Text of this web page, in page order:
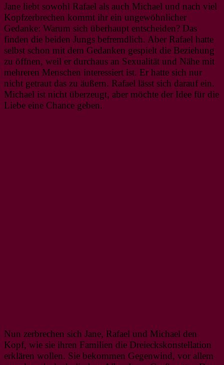
Jane liebt sowohl Rafael als auch Michael und nach viel
Kopfzerbrechen kommt ihr ein ungewöhnlicher
Gedanke: Warum sich überhaupt entscheiden? Das
finden die beiden Jungs befremdlich. Aber Rafael hatte
selbst schon mit dem Gedanken gespielt die Beziehung
zu öffnen, weil er durchaus an Sexualität und Nähe mit
mehreren Menschen interessiert ist. Er hatte sich nur
nicht getraut das zu äußern. Rafael lässt sich darauf ein.
Michael ist nicht überzeugt, aber möchte der Idee für die
Liebe eine Chance geben.
Nun zerbrechen sich Jane, Rafael und Michael den
Kopf, wie sie ihren Familien die Dreieckskonstellation
erklären wollen. Sie bekommen Gegenwind, vor allem